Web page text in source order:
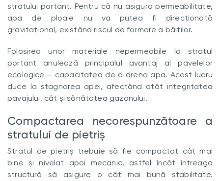
stratului portant. Pentru că nu asigura permeabilitate,
apa de ploaie nu va putea fi direcționată
gravitațional, existând riscul de formare a bălților.
Folosirea unor materiale nepermeabile la stratul
portant anulează principalul avantaj al pavelelor
ecologice – capacitatea de a drena apa. Acest lucru
duce la stagnarea apei, afectând atât integritatea
pavajului, cât și sănătatea gazonului.
Compactarea necorespunzătoare a
stratului de pietriș
Stratul de pietriș trebuie să fie compactat cât mai
bine și nivelat apoi mecanic, astfel încât întreaga
structură să asigure o cât mai bună stabilitate.